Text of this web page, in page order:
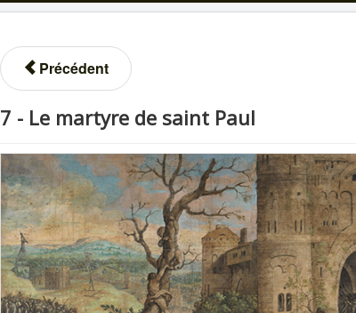
Précédent
7 - Le martyre de saint Paul